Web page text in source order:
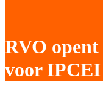
RVO
voor